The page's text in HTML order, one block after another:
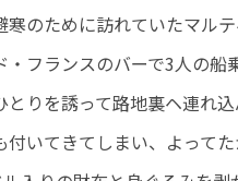
寒のために訪れていたマル
・フランスのバーで3人の船
とりを誘って路地裏ヘ連れ
付いてきてしまい、よって